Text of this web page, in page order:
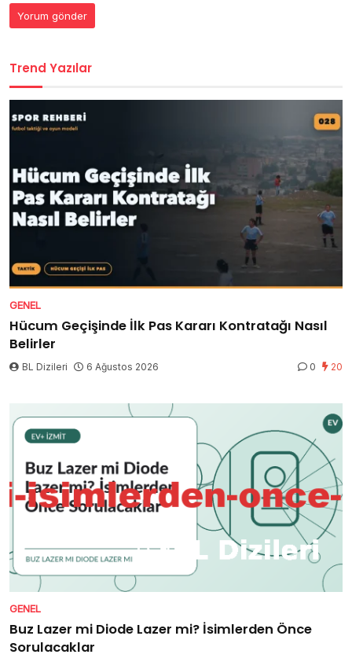
Trend Yazılar
GENEL
Hücum Geçişinde İlk Pas Kararı Kontratağı Nasıl
Belirler
BL Dizileri 6 Ağustos 2026 0 20
GENEL
Buz Lazer mi Diode Lazer mi? İsimlerden Önce
Sorulacaklar